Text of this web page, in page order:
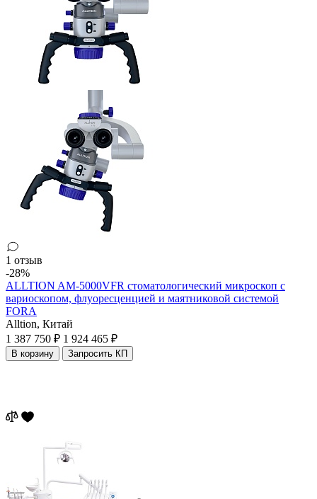
1 отзыв
-28%
ALLTION AM-5000VFR стоматологический микроскоп с
вариоскопом, флуоресценцией и маятниковой системой
FORA
Alltion, Китай
1 387 750 ₽ 1 924 465 ₽
В корзину Запросить КП